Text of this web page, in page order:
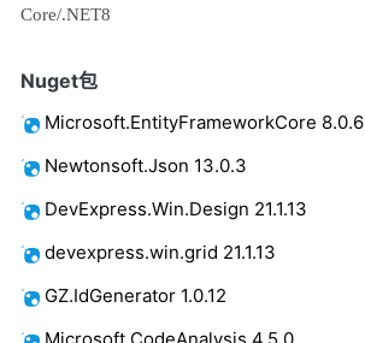
Core/.NET8
Nuget包
Microsoft.EntityFrameworkCore 8.0.6
Newtonsoft.Json 13.0.3
DevExpress.Win.Design 21.1.13
devexpress.win.grid 21.1.13
GZ.IdGenerator 1.0.12